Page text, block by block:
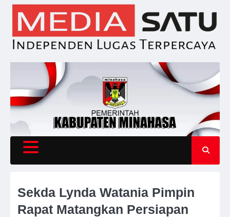
Skip
content
Sekda Lynda Watania Pimpin
Rapat Matangkan Persiapan